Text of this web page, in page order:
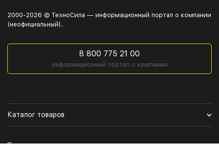
2000-2026 © ТехноСила — информационный портал о компании
(неофициальный).
8 800 775 21 00
информационный портал о компании
Каталог товаров
Политика персональных данных